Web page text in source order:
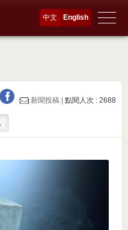
English
中文
新聞投稿 |點閱人次 : 2688